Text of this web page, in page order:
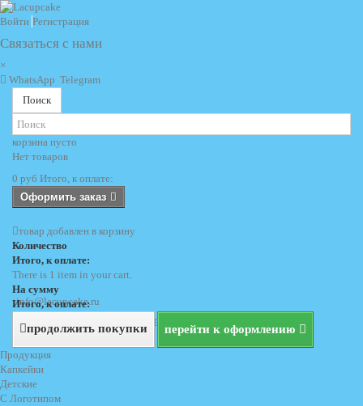
Войти Регистрация
info@lacupcake.ru
+7 (495) 729 69 62
+7 (903) 729 69 62
Связаться с нами
×
WhatsApp Telegram
Поиск
корзина пусто
Нет товаров
0 руб Итого, к оплате:
Оформить заказ
товар добавлен в корзину
Количество
Итого, к оплате:
There is 1 item in your cart.
На сумму
Итого, к оплате:
продолжить покупки перейти к оформлению
Продукция
Капкейки
Детские
С Логотипом